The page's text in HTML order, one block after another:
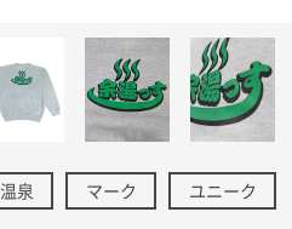
温泉 マーク ユニーク